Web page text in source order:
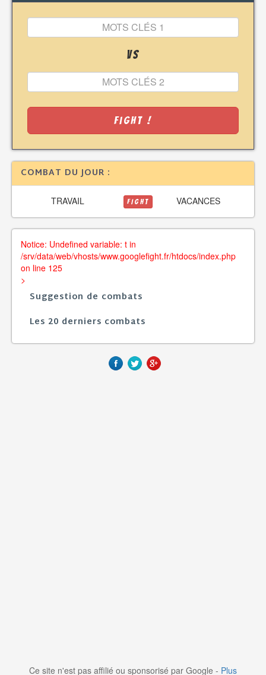
VS
Fight !
COMBAT DU JOUR :
TRAVAIL FIGHT VACANCES
Notice: Undefined variable: t in
/srv/data/web/vhosts/www.googlefight.fr/htdocs/index.php
on line 125
>
Suggestion de combats
Les 20 derniers combats
Ce site n'est pas affilié ou sponsorisé par Google - Plus